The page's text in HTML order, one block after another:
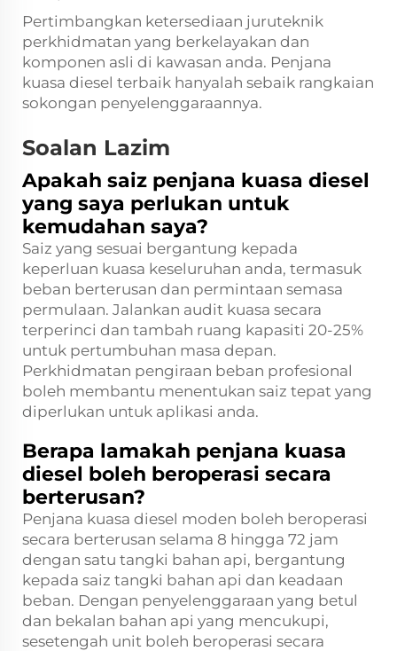
Pertimbangkan ketersediaan juruteknik
perkhidmatan yang berkelayakan dan
komponen asli di kawasan anda. Penjana
kuasa diesel terbaik hanyalah sebaik rangkaian
sokongan penyelenggaraannya.
Soalan Lazim
Apakah saiz penjana kuasa diesel
yang saya perlukan untuk
kemudahan saya?
Saiz yang sesuai bergantung kepada
keperluan kuasa keseluruhan anda, termasuk
beban berterusan dan permintaan semasa
permulaan. Jalankan audit kuasa secara
terperinci dan tambah ruang kapasiti 20-25%
untuk pertumbuhan masa depan.
Perkhidmatan pengiraan beban profesional
boleh membantu menentukan saiz tepat yang
diperlukan untuk aplikasi anda.
Berapa lamakah penjana kuasa
diesel boleh beroperasi secara
berterusan?
Penjana kuasa diesel moden boleh beroperasi
secara berterusan selama 8 hingga 72 jam
dengan satu tangki bahan api, bergantung
kepada saiz tangki bahan api dan keadaan
beban. Dengan penyelenggaraan yang betul
dan bekalan bahan api yang mencukupi,
sesetengah unit boleh beroperasi secara